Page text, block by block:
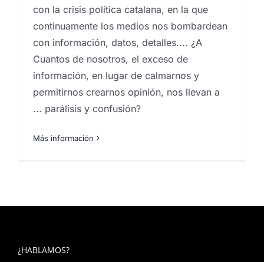
con la crisis política catalana, en la que
continuamente los medios nos bombardean
con información, datos, detalles.... ¿A
Cuantos de nosotros, el exceso de
información, en lugar de calmarnos y
permitirnos crearnos opinión, nos llevan a
... parálisis y confusión?
Más información
¿HABLAMOS?